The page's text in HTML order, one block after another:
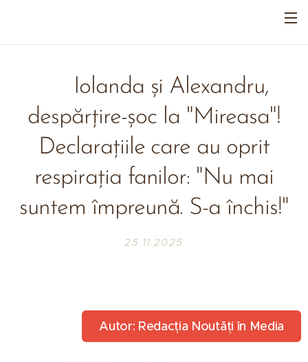
🔥 Iolanda și Alexandru,
despărțire-șoc la "Mireasa"!
Declarațiile care au oprit
respirația fanilor: "Nu mai
suntem împreună. S-a închis!"
25.11.2025
Autor: Redacția Noutăți în Media